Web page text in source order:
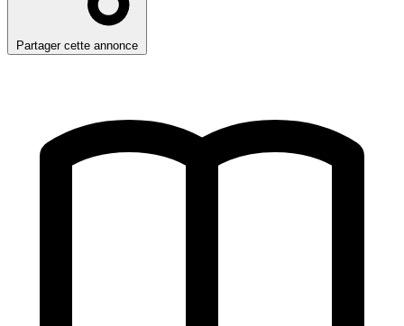
Partager cette annonce